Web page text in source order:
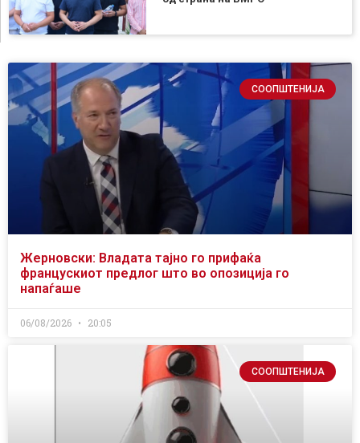
СООПШТЕНИЈА
Жерновски: Владата тајно го прифаќа
францускиот предлог што во опозиција го
напаѓаше
06/08/2026 20:05
СООПШТЕНИЈА